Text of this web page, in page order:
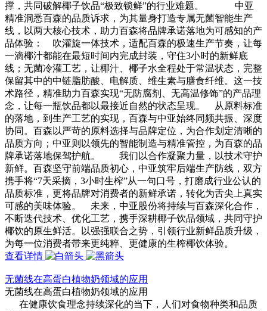
撑，共同破解椰子饮品“极致锁鲜”的行业难题。 中亚
精准洞悉百森的品质诉求，为其量身打造专属无菌智能生产
线，以两大核心技术，助力百森将品牌承诺落地为可感知的产
品体验： 吹灌旋一体技术，适配百森的极速生产节奏，让每
一滴椰汁都能在最短时间内完成封装，守住3小时的新鲜底
线；无菌冷灌工艺，让椰汁、椰子水全程处于常温状态，完整
保留其中的中链脂肪酸、电解质、维生素与膳食纤维。这一技
术路径，精准助力百森实现“无防腐剂、无高温修饰”的产品理
念，让每一瓶饮品都以最接近自然的状态呈现。 从原料标准
的落地，到生产工艺的实现，百森与中亚始终同频共振、深度
协同。百森以严苛的原料选择与品牌定位，为合作划定清晰的
品质方向；中亚则以领先的智能制造与精准管控，为百森的品
牌承诺落地保驾护航。 我们以合作凝聚力量，以技术守护
新鲜。百森坚守前端品质初心，中亚筑牢后端生产防线，双方
携手将“7天采摘，3小时生榨”从一句口号，打磨成行业公认的
品质标准，更将品牌对消费者的新鲜承诺，转化为舌尖上真实
可感的美味体验。 未来，中亚股份将持续与百森深化合作，
不断迭代技术、优化工艺，携手深耕椰子饮品领域，共同守护
椰饮的原生鲜活。以强强联合之势，引领行业新鲜品质升级，
为每一位消费者带来更纯粹、更健康的生榨椰饮体验。
查看详情
无菌线在高蛋白植物奶领域的应用
无菌线在高蛋白植物奶领域的应用
在健康饮食理念持续深化的当下，人们对食物种类和品质